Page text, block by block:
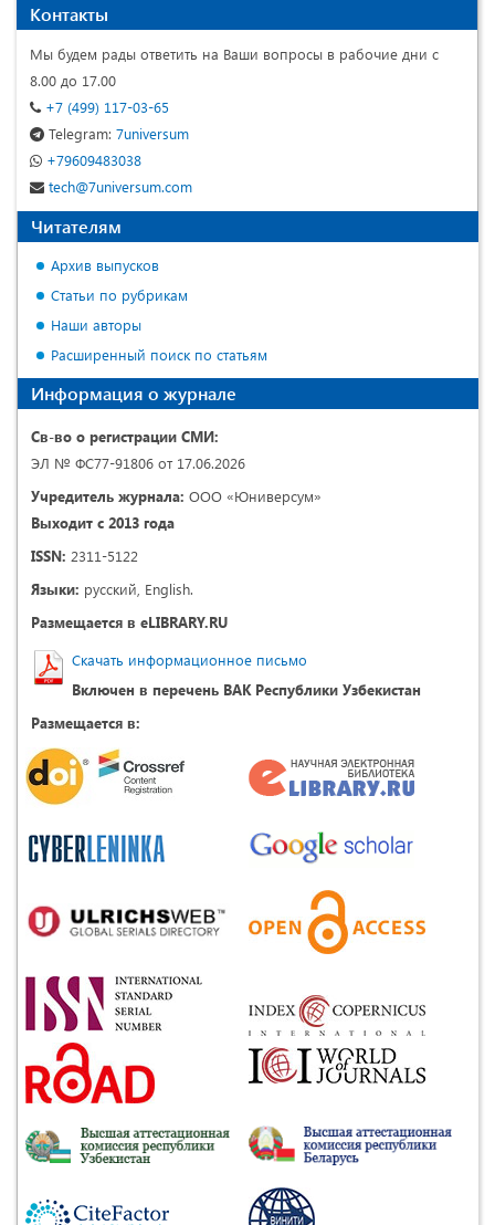
Контакты
Мы будем рады ответить на Ваши вопросы в рабочие дни с
8.00 до 17.00
+7 (499) 117-03-65
Telegram: 7universum
+79609483038
tech@7universum.com
Читателям
Архив выпусков
Статьи по рубрикам
Наши авторы
Расширенный поиск по статьям
Информация о журнале
Св-во о регистрации СМИ:
ЭЛ № ФС77-91806 от 17.06.2026
Учредитель журнала: ООО «Юниверсум»
Выходит с 2013 года
ISSN: 2311-5122
Языки: русский, English.
Размещается в eLIBRARY.RU
Скачать информационное письмо
Включен в перечень ВАК Республики Узбекистан
Размещается в: